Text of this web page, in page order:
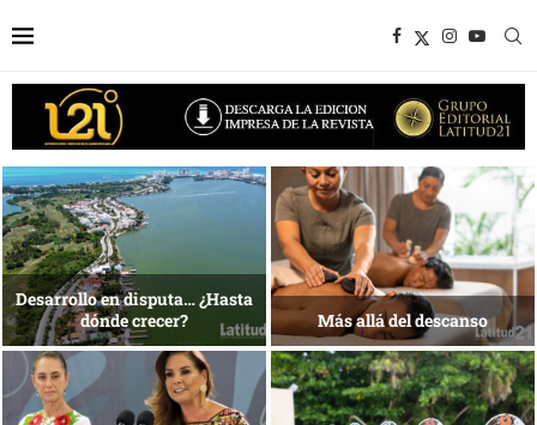
Bottega, un viaje servido a la
mesa
Energía que Impulsa la
competitividad